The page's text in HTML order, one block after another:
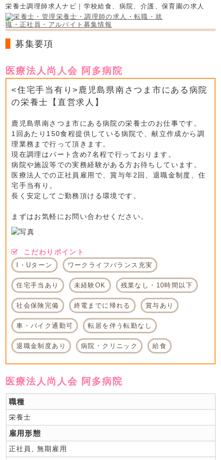
栄養士調理師求人ナビ｜学校給食、病院、介護、保育園の求人
募集要項
医療法人尚人会 阿多病院
<住宅手当有り>鹿児島県南さつま市にある病院
の栄養士【直営求人】
鹿児島県南さつま市にある病院の栄養士のお仕事です。
1回あたり150食程提供している病院で、献立作成から調
理業務まで行って頂きます。
現在調理はパート含め7名程で行っております。
病院や施設等での実務経験がある方お待ちしています。
医療法人での正社員雇用で、賞与年2回、退職金制度、住
宅手当有り。
長く安定してご勤務頂ける環境です。
まずはお気軽にお問い合わせください。
こだわりポイント
I・Uターン ワークライフバランス充実
住宅手当あり 未経験OK 残業なし・10時間以下
社会保険完備 終電までに帰れる 賞与あり
車・バイク通勤可 転居を伴う転勤なし
退職金制度あり 病院・クリニック 給食
医療法人尚人会 阿多病院
職種
栄養士
雇用形態
正社員, 無期雇用